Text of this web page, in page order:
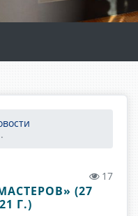
17
(27
Г.)